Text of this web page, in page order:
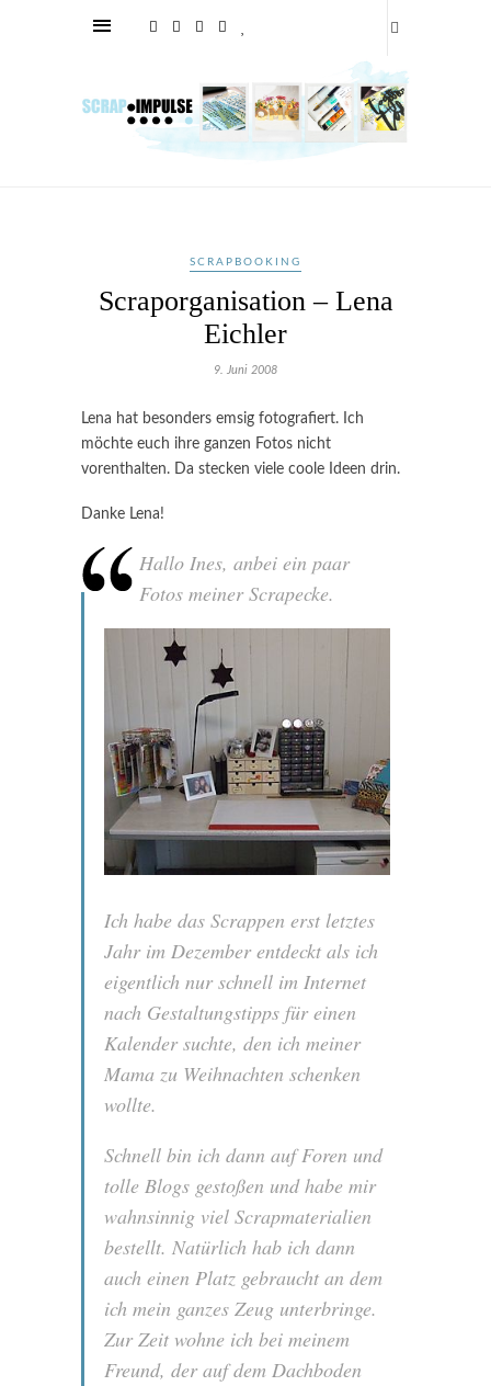
SCRAPBOOKING
Scraporganisation – Lena
Eichler
9. Juni 2008
Lena hat besonders emsig fotografiert. Ich
möchte euch ihre ganzen Fotos nicht
vorenthalten. Da stecken viele coole Ideen drin.
Danke Lena!
Hallo Ines, anbei ein paar
Fotos meiner Scrapecke.
Ich habe das Scrappen erst letztes
Jahr im Dezember entdeckt als ich
eigentlich nur schnell im Internet
nach Gestaltungstipps für einen
Kalender suchte, den ich meiner
Mama zu Weihnachten schenken
wollte.
Schnell bin ich dann auf Foren und
tolle Blogs gestoßen und habe mir
wahnsinnig viel Scrapmaterialien
bestellt. Natürlich hab ich dann
auch einen Platz gebraucht an dem
ich mein ganzes Zeug unterbringe.
Zur Zeit wohne ich bei meinem
Freund, der auf dem Dachboden